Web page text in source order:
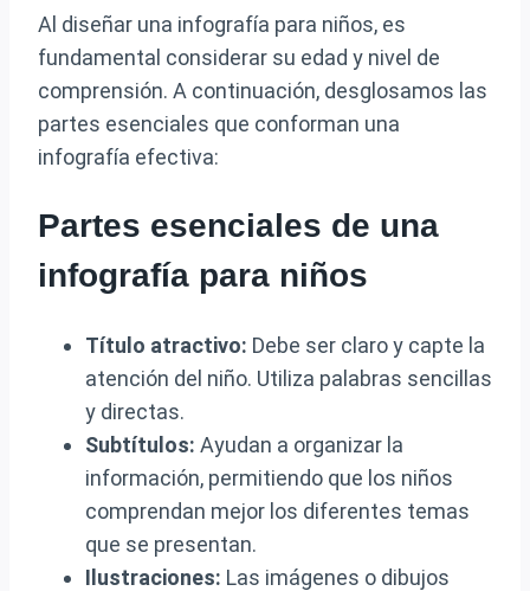
Al diseñar una infografía para niños, es
fundamental considerar su edad y nivel de
comprensión. A continuación, desglosamos las
partes esenciales que conforman una
infografía efectiva:
Partes esenciales de una
infografía para niños
Título atractivo: Debe ser claro y capte la
atención del niño. Utiliza palabras sencillas
y directas.
Subtítulos: Ayudan a organizar la
información, permitiendo que los niños
comprendan mejor los diferentes temas
que se presentan.
Ilustraciones: Las imágenes o dibujos